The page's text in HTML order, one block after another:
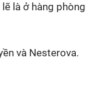
là ở hàng phòng
và Nesterova.